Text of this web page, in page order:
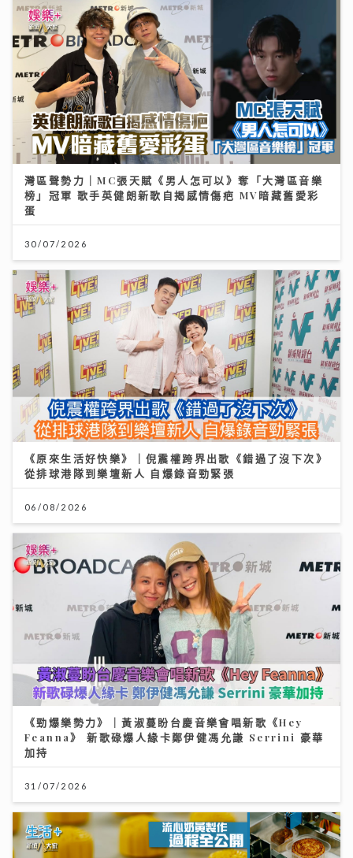
灣區聲勢力｜MC張天賦《男人怎可以》奪「大灣區音樂
榜」冠軍 歌手英健朗新歌自揭感情傷疤 MV暗藏舊愛彩
蛋
30/07/2026
《原來生活好快樂》｜倪震權跨界出歌《錯過了沒下次》
從排球港隊到樂壇新人 自爆錄音勁緊張
06/08/2026
《勁爆樂勢力》｜黃淑蔓盼台慶音樂會唱新歌《Hey
Feanna》 新歌碌爆人緣卡鄭伊健馮允謙 Serrini 豪華
加持
31/07/2026